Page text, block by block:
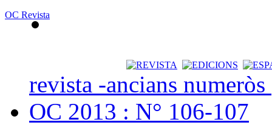
OC Revista
revista -ancians
OC 2013 : N° 106-107